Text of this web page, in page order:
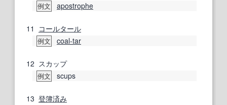
例文 apostrophe
11 コールタール
例文 coal-tar
12 スカップ
例文 scups
13 登簿済み